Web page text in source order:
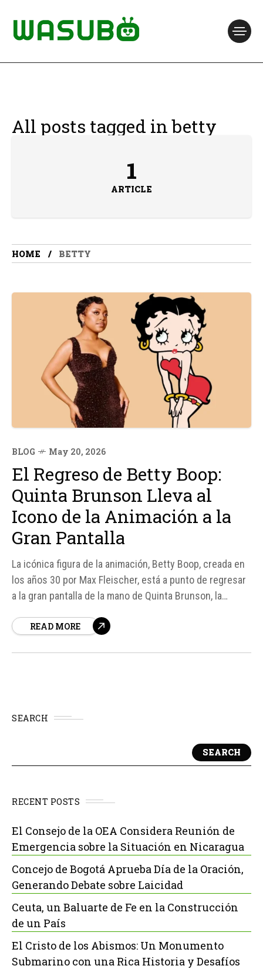
All posts tagged in betty
1
ARTICLE
HOME BETTY
BLOG May 20, 2026
El Regreso de Betty Boop:
Quinta Brunson Lleva al
Icono de la Animación a la
Gran Pantalla
La icónica figura de la animación, Betty Boop, creada en
los años 30 por Max Fleischer, está a punto de regresar
a la gran pantalla de la mano de Quinta Brunson, la
Según fuentes de Variety, Brunson desarrollará y dará
READ MORE
SEARCH
SEARCH
RECENT POSTS
El Consejo de la OEA Considera Reunión de
Emergencia sobre la Situación en Nicaragua
Concejo de Bogotá Aprueba Día de la Oración,
Generando Debate sobre Laicidad
Ceuta, un Baluarte de Fe en la Construcción
de un País
El Cristo de los Abismos: Un Monumento
Submarino con una Rica Historia y Desafíos